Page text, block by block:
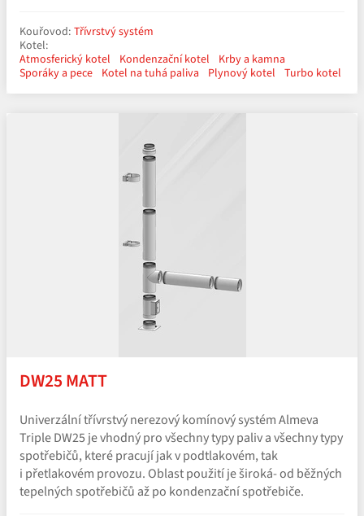
Kouřovod: Třívrstvý systém
Kotel:
Atmosferický kotel
Kondenzační kotel
Krby a kamna
Sporáky a pece Kotel na tuhá paliva Plynový kotel Turbo kotel
DW25 MATT
Univerzální třívrstvý nerezový komínový systém Almeva
Triple DW25 je vhodný pro všechny typy paliv a všechny typy
spotřebičů, které pracují jak v podtlakovém, tak
i přetlakovém provozu. Oblast použití je široká- od běžných
tepelných spotřebičů až po kondenzační spotřebiče.